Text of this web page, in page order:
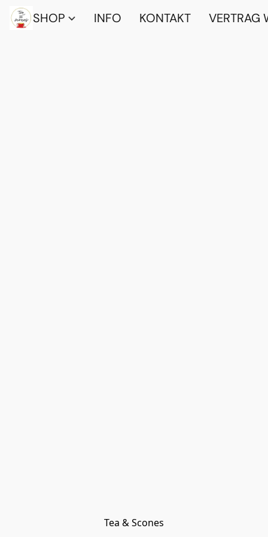
SHOP INFO KONTAKT VERTRAG
Tea & Scones